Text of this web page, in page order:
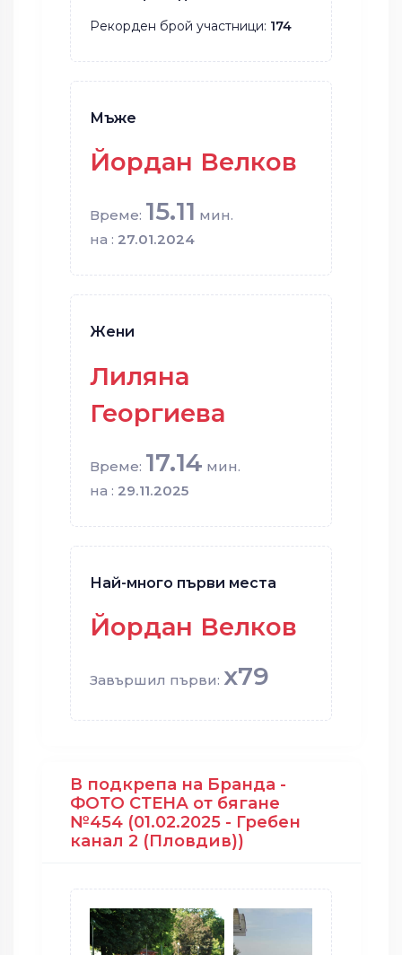
Рекорден брой участници: 174
Мъже
Йордан Велков
Време: 15.11 мин.
на : 27.01.2024
Жени
Лиляна
Георгиева
Време: 17.14 мин.
на : 29.11.2025
Най-много първи места
Йордан Велков
Завършил първи: x79
В подкрепа на Бранда -
ФОТО СТЕНА от бягане
№454 (01.02.2025 - Гребен
канал 2 (Пловдив))